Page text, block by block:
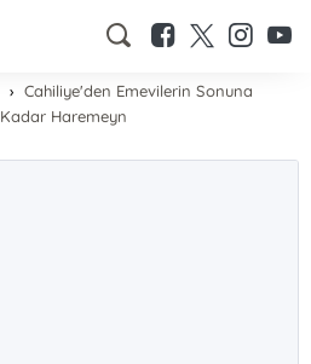
Cahiliye'den Emevilerin Sonuna
Kadar Haremeyn